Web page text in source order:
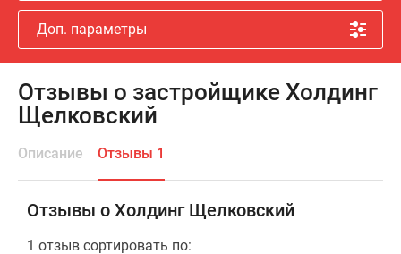
Доп. параметры
Отзывы о застройщике Холдинг
Щелковский
Описание Отзывы 1
Отзывы о Холдинг Щелковский
1 отзыв сортировать по: